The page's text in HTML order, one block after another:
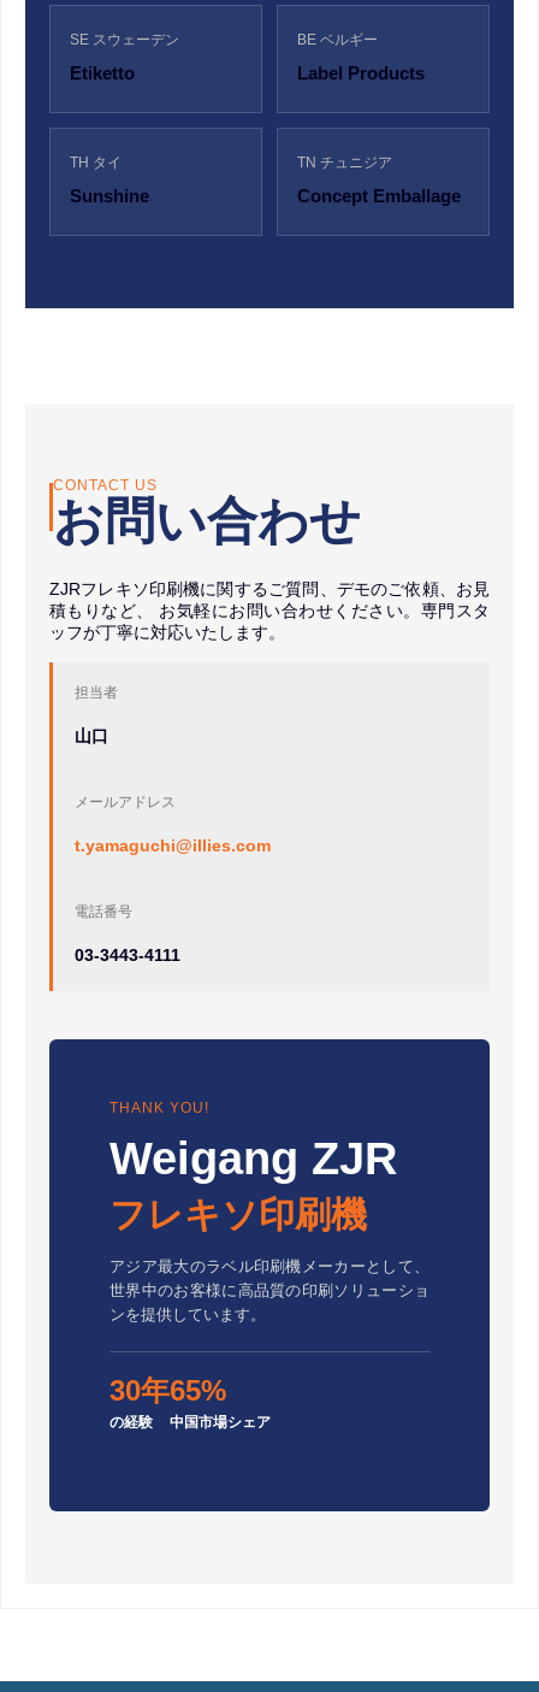
SE スウェーデン
Etiketto
BE ベルギー
Label Products
TH タイ
Sunshine
TN チュニジア
Concept Emballage
CONTACT US
お問い合わせ
ZJRフレキソ印刷機に関するご質問、デモのご依頼、お見
積もりなど、 お気軽にお問い合わせください。専門スタ
ッフが丁寧に対応いたします。
担当者
山口
メールアドレス
t.yamaguchi@illies.com
電話番号
03-3443-4111
THANK YOU!
Weigang ZJR
フレキソ印刷機
アジア最大のラベル印刷機メーカーとして、
世界中のお客様に高品質の印刷ソリューショ
ンを提供しています。
30年
の経験
65%
中国市場シェア